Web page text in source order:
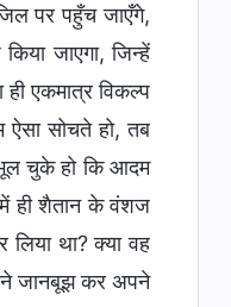
पर पहुँच जाएँगे,
जाएगा, जिन्हें
एकमात्र विकल्प
ऐसा सोचते हो, तब
भूल चुके हो कि आदम
में ही शैतान के वंशज
था? क्या वह
जानबूझ कर अपने